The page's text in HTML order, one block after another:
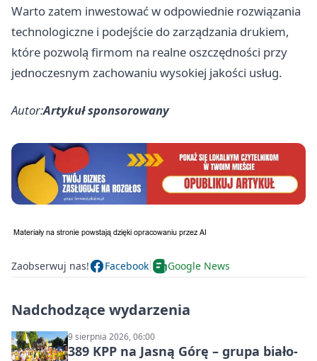
Warto zatem inwestować w odpowiednie rozwiązania
technologiczne i podejście do zarządzania drukiem,
które pozwolą firmom na realne oszczędności przy
jednoczesnym zachowaniu wysokiej jakości usług.
Autor:Artykuł sponsorowany
Zaobserwuj nas! Facebook Google News
Nadchodzące wydarzenia
9 sierpnia 2026, 06:00
389 KPP na Jasną Górę – grupa biało-